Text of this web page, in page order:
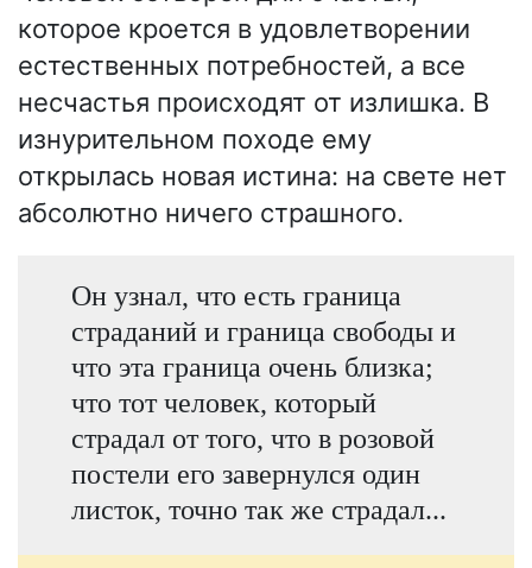
которое кроется в удовлетворении
естественных потребностей, а все
несчастья происходят от излишка. В
изнурительном походе ему
открылась новая истина: на свете нет
абсолютно ничего страшного.
Он узнал, что есть граница
страданий и граница свободы и
что эта граница очень близка;
что тот человек, который
страдал от того, что в розовой
постели его завернулся один
листок, точно так же страдал...